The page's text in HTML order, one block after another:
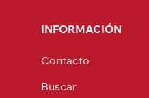
INFORMACIÓN
Contacto
Buscar